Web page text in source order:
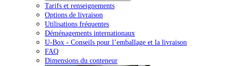
Tarifs et renseignements
Options de livraison
Utilisations fréquentes
Déménagements internationaux
U-Box - Conseils pour l’emballage et la livraison
FAQ
Dimensions du conteneur